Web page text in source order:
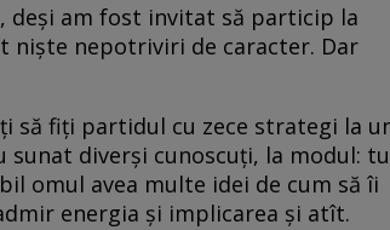
deşi am fost invitat să particip la
nişte nepotriviri de caracter. Dar
să fiţi partidul cu zece strategi la
diverşi cunoscuţi, la modul: tu
omul avea multe idei de cum să îi
energia şi implicarea şi atît.